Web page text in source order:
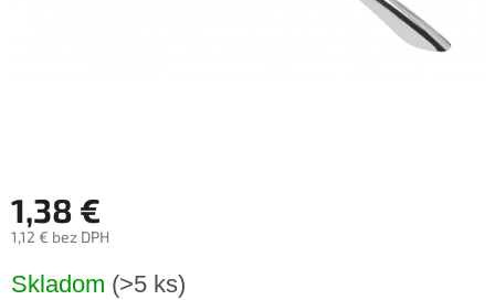
1,38 €
1,12 € bez DPH
cena:
Skladom (>5 ks)